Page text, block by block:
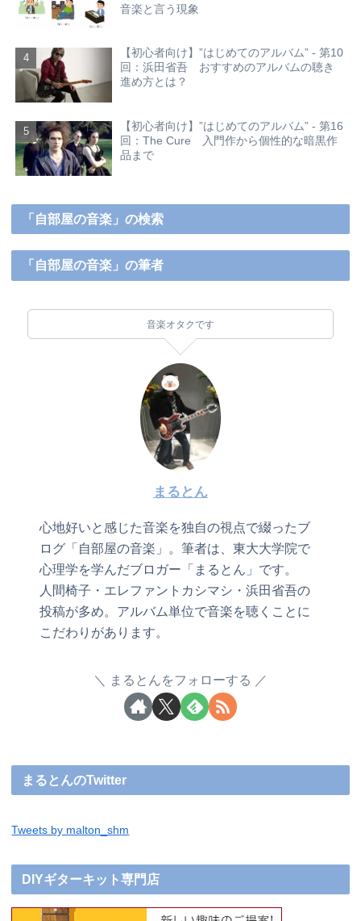
音楽と言う現象
【初心者向け】”はじめてのアルバム” - 第10
回：浜田省吾 おすすめのアルバムの聴き
進め方とは？
【初心者向け】”はじめてのアルバム” - 第16
回：The Cure 入門作から個性的な暗黒作
品まで
「自部屋の音楽」の検索
「自部屋の音楽」の筆者
音楽オタクです
まるとん
心地好いと感じた音楽を独自の視点で綴ったブ
ログ「自部屋の音楽」。筆者は、東大大学院で
心理学を学んだブロガー「まるとん」です。
人間椅子・エレファントカシマシ・浜田省吾の
投稿が多め。アルバム単位で音楽を聴くことに
こだわりがあります。
まるとんをフォローする
まるとんのTwitter
Tweets by malton_shm
DIYギターキット専門店